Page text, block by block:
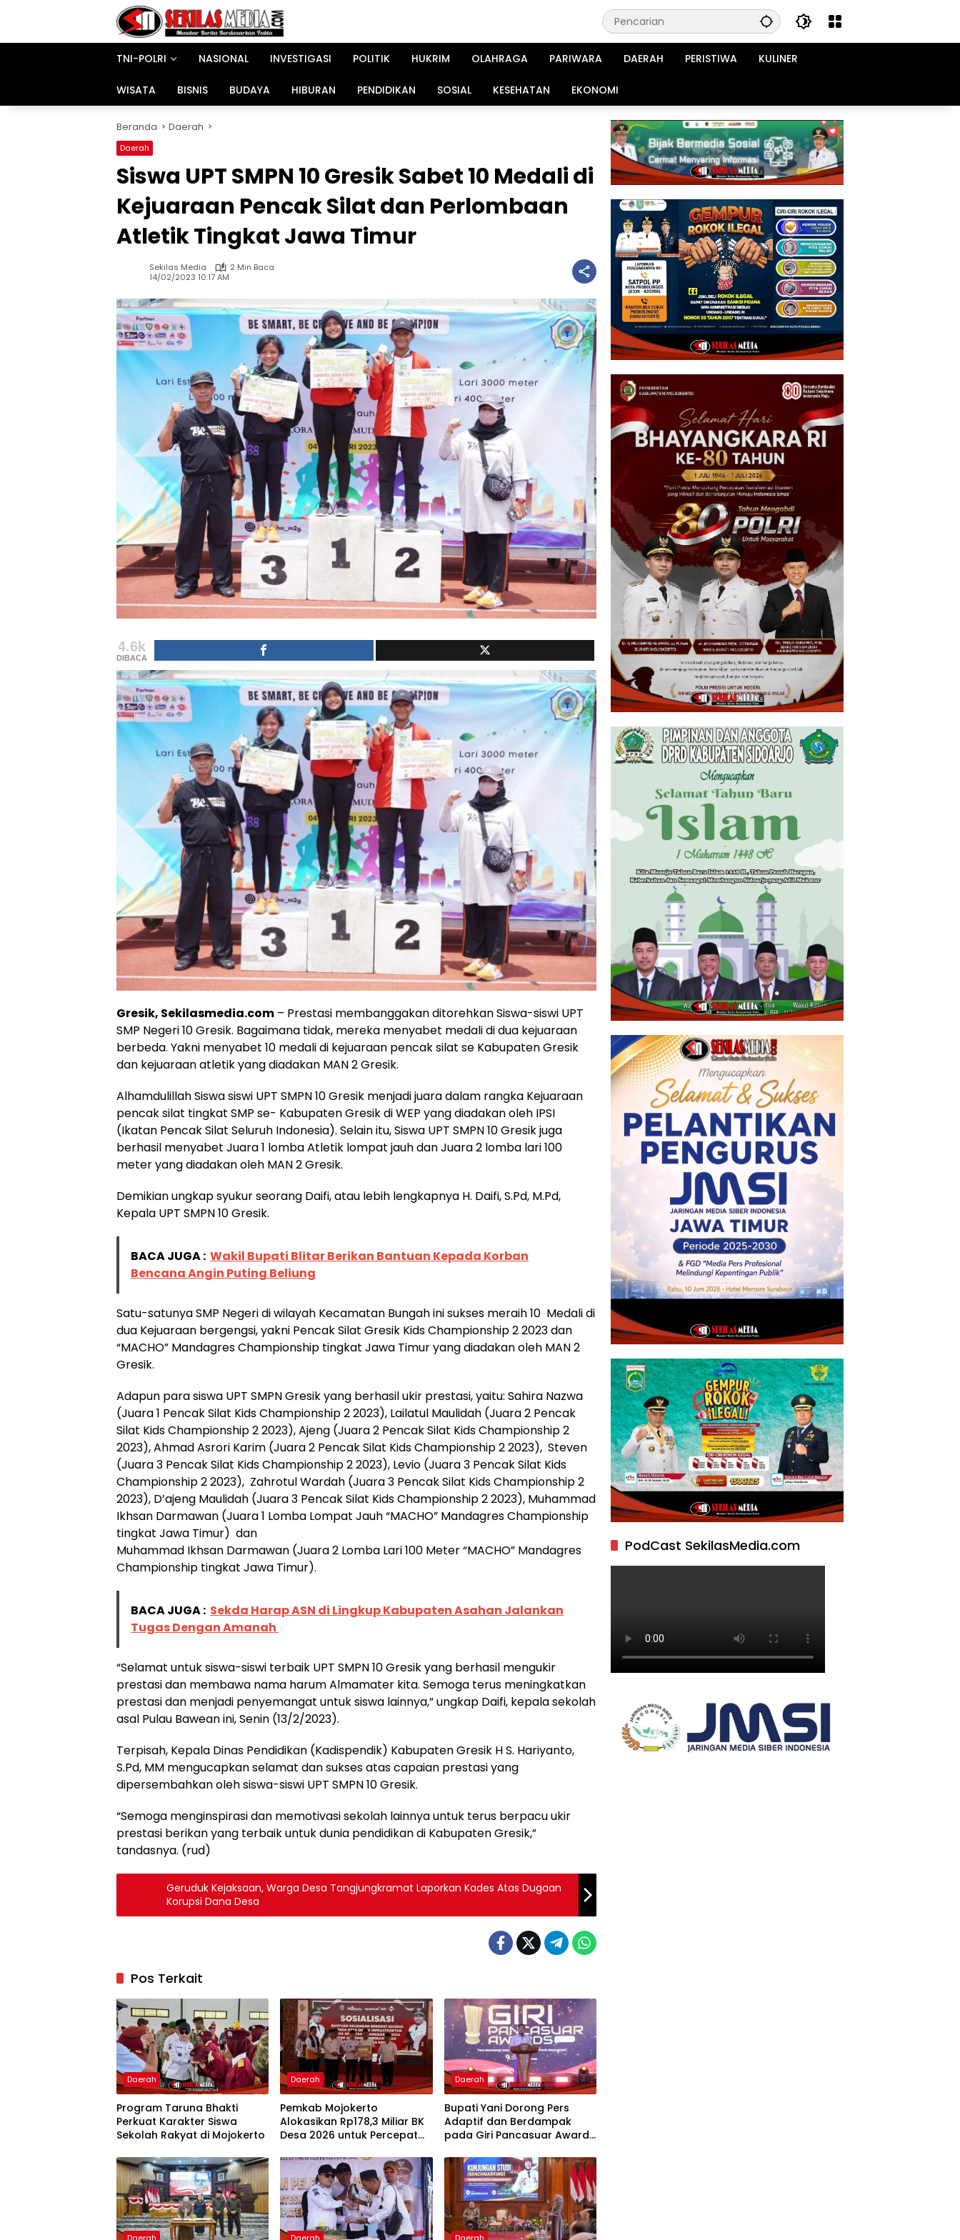
TNI-POLRI
NASIONAL INVESTIGASI POLITIK HUKRIM OLAHRAGA PARIWARA DAERAH PERISTIWA KULINER
WISATA BISNIS BUDAYA HIBURAN PENDIDIKAN SOSIAL KESEHATAN EKONOMI
Beranda Daerah
Daerah
Siswa UPT SMPN 10 Gresik Sabet 10 Medali di
Kejuaraan Pencak Silat dan Perlombaan
Atletik Tingkat Jawa Timur
Sekilas Media
2 Min Baca
14/02/2023 10:17 AM
4.6k
DIBACA
Gresik, Sekilasmedia.com – Prestasi membanggakan ditorehkan Siswa-siswi UPT
SMP Negeri 10 Gresik. Bagaimana tidak, mereka menyabet medali di dua kejuaraan
berbeda. Yakni menyabet 10 medali di kejuaraan pencak silat se Kabupaten Gresik
dan kejuaraan atletik yang diadakan MAN 2 Gresik.
Alhamdulillah Siswa siswi UPT SMPN 10 Gresik menjadi juara dalam rangka Kejuaraan
pencak silat tingkat SMP se- Kabupaten Gresik di WEP yang diadakan oleh IPSI
(Ikatan Pencak Silat Seluruh Indonesia). Selain itu, Siswa UPT SMPN 10 Gresik juga
berhasil menyabet Juara 1 lomba Atletik lompat jauh dan Juara 2 lomba lari 100
meter yang diadakan oleh MAN 2 Gresik.
Demikian ungkap syukur seorang Daifi, atau lebih lengkapnya H. Daifi, S.Pd, M.Pd,
Kepala UPT SMPN 10 Gresik.
BACA JUGA : Wakil Bupati Blitar Berikan Bantuan Kepada Korban
Bencana Angin Puting Beliung
Satu-satunya SMP Negeri di wilayah Kecamatan Bungah ini sukses meraih 10 Medali di
dua Kejuaraan bergengsi, yakni Pencak Silat Gresik Kids Championship 2 2023 dan
“MACHO” Mandagres Championship tingkat Jawa Timur yang diadakan oleh MAN 2
Gresik.
Adapun para siswa UPT SMPN Gresik yang berhasil ukir prestasi, yaitu: Sahira Nazwa
(Juara 1 Pencak Silat Kids Championship 2 2023), Lailatul Maulidah (Juara 2 Pencak
Silat Kids Championship 2 2023), Ajeng (Juara 2 Pencak Silat Kids Championship 2
2023), Ahmad Asrori Karim (Juara 2 Pencak Silat Kids Championship 2 2023), Steven
(Juara 3 Pencak Silat Kids Championship 2 2023), Levio (Juara 3 Pencak Silat Kids
Championship 2 2023), Zahrotul Wardah (Juara 3 Pencak Silat Kids Championship 2
2023), D’ajeng Maulidah (Juara 3 Pencak Silat Kids Championship 2 2023), Muhammad
Ikhsan Darmawan (Juara 1 Lomba Lompat Jauh “MACHO” Mandagres Championship
tingkat Jawa Timur) dan
Muhammad Ikhsan Darmawan (Juara 2 Lomba Lari 100 Meter “MACHO” Mandagres
Championship tingkat Jawa Timur).
BACA JUGA : Sekda Harap ASN di Lingkup Kabupaten Asahan Jalankan
Tugas Dengan Amanah
“Selamat untuk siswa-siswi terbaik UPT SMPN 10 Gresik yang berhasil mengukir
prestasi dan membawa nama harum Almamater kita. Semoga terus meningkatkan
prestasi dan menjadi penyemangat untuk siswa lainnya,” ungkap Daifi, kepala sekolah
asal Pulau Bawean ini, Senin (13/2/2023).
Terpisah, Kepala Dinas Pendidikan (Kadispendik) Kabupaten Gresik H S. Hariyanto,
S.Pd, MM mengucapkan selamat dan sukses atas capaian prestasi yang
dipersembahkan oleh siswa-siswi UPT SMPN 10 Gresik.
“Semoga menginspirasi dan memotivasi sekolah lainnya untuk terus berpacu ukir
prestasi berikan yang terbaik untuk dunia pendidikan di Kabupaten Gresik,”
tandasnya. (rud)
Geruduk Kejaksaan, Warga Desa Tangjungkramat Laporkan Kades Atas Dugaan
Korupsi Dana Desa
Pos Terkait
Daerah
Program Taruna Bhakti
Perkuat Karakter Siswa
Sekolah Rakyat di Mojokerto
Daerah
Pemkab Mojokerto
Alokasikan Rp178,3 Miliar BK
Desa 2026 untuk Percepat
Daerah
Bupati Yani Dorong Pers
Adaptif dan Berdampak
pada Giri Pancasuar Awards
PodCast SekilasMedia.com